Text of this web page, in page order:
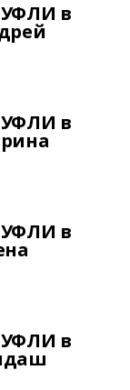
УФЛИ в
УФЛИ в
УФЛИ в
УФЛИ в